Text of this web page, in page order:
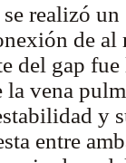
realizó
de
del gap
vena
y
entre